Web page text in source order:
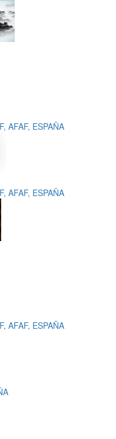
AFAF, ESPAÑA
AFAF, ESPAÑA
AFAF, ESPAÑA